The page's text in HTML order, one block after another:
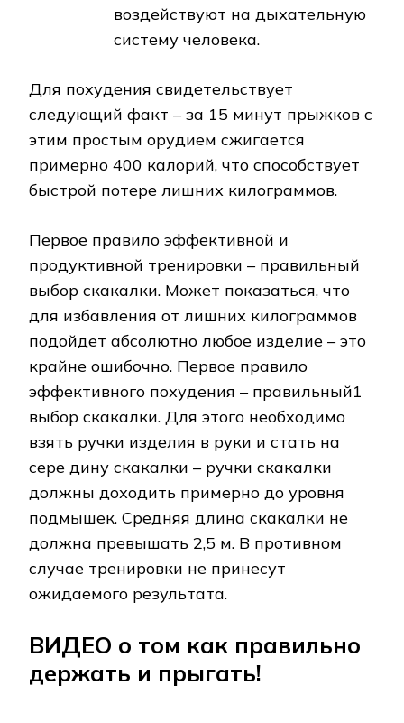
воздействуют на дыхательную
систему человека.
Для похудения свидетельствует
следующий факт – за 15 минут прыжков с
этим простым орудием сжигается
примерно 400 калорий, что способствует
быстрой потере лишних килограммов.
Первое правило эффективной и
продуктивной тренировки – правильный
выбор скакалки. Может показаться, что
для избавления от лишних килограммов
подойдет абсолютно любое изделие – это
крайне ошибочно. Первое правило
эффективного похудения – правильный1
выбор скакалки. Для этого необходимо
взять ручки изделия в руки и стать на
сере дину скакалки – ручки скакалки
должны доходить примерно до уровня
подмышек. Средняя длина скакалки не
должна превышать 2,5 м. В противном
случае тренировки не принесут
ожидаемого результата.
ВИДЕО о том как правильно
держать и прыгать!